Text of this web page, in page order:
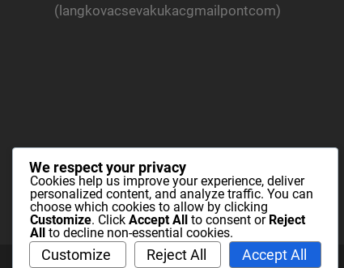
(langkovacsevakukacgmailpontcom)
We respect your privacy
Cookies help us improve your experience, deliver
personalized content, and analyze traffic. You can
choose which cookies to allow by clicking
Customize. Click Accept All to consent or Reject
All
to decline non-essential cookies.
Customize Reject All Accept All